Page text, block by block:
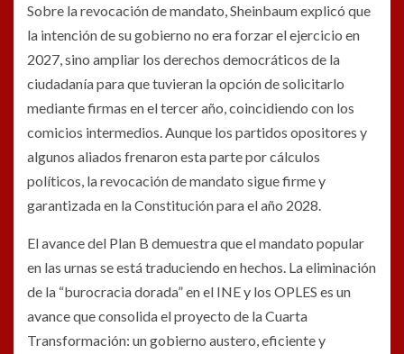
Sobre la revocación de mandato, Sheinbaum explicó que
la intención de su gobierno no era forzar el ejercicio en
2027, sino ampliar los derechos democráticos de la
ciudadanía para que tuvieran la opción de solicitarlo
mediante firmas en el tercer año, coincidiendo con los
comicios intermedios. Aunque los partidos opositores y
algunos aliados frenaron esta parte por cálculos
políticos, la revocación de mandato sigue firme y
garantizada en la Constitución para el año 2028.
El avance del Plan B demuestra que el mandato popular
en las urnas se está traduciendo en hechos. La eliminación
de la “burocracia dorada” en el INE y los OPLES es un
avance que consolida el proyecto de la Cuarta
Transformación: un gobierno austero, eficiente y